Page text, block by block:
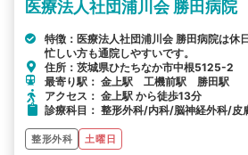
医療法人社団浦川会 勝田病院
特徴：医療法人社団浦川会 勝田病院は休
忙しい方も通院しやすいです。
住所：茨城県ひたちなか市中根5125-2
最寄り駅： 金上駅 工機前駅 勝田駅
アクセス： 金上駅 から徒歩13分
診療科目： 整形外科/内科/脳神経外科/皮
整形外科 土曜日